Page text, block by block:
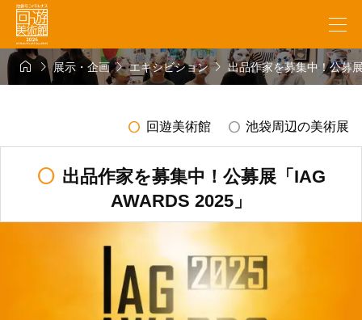
展示・企画エキシビション出品作家を募集中！公募
radio_button_unchecked 回遊美術館 radio_button_unchecked 池袋周辺の美術展
radio_button_unchecked 出品作家を募集中！公募展「IAG
AWARDS 2025」